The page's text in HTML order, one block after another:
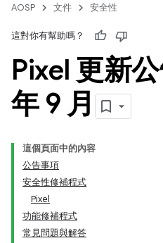
AOSP 文件 安全性
這對你有幫助嗎？
Pixel 更新
年 9 月
這個頁面中的內容
公告事項
安全性修補程式
Pixel
功能修補程式
常見問題與解答